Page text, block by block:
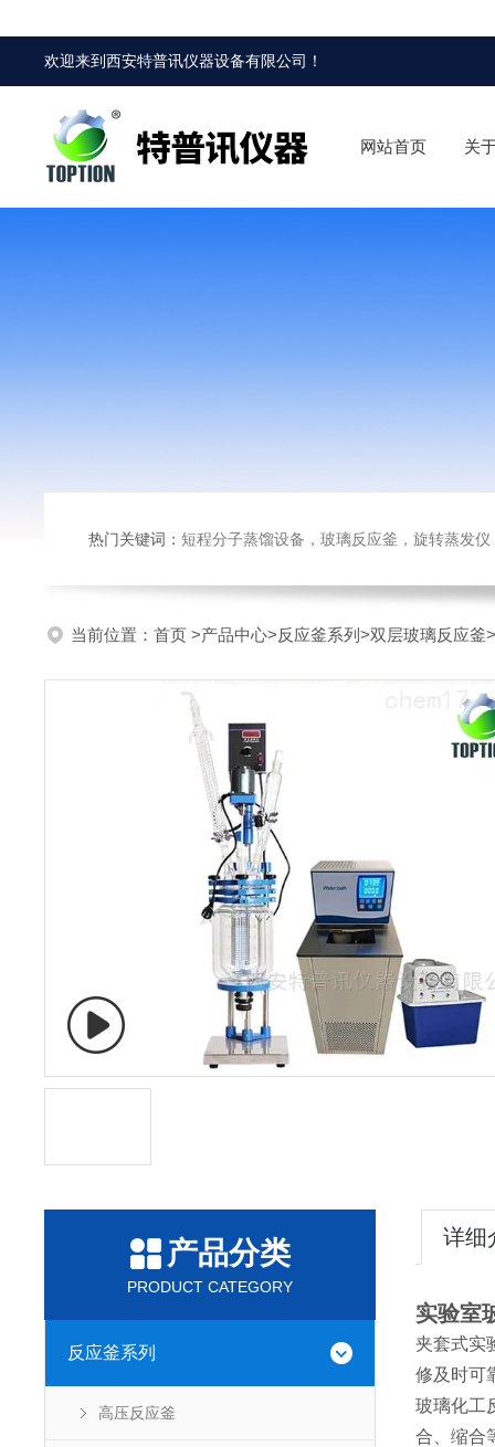
欢迎来到西安特普讯仪器设备有限公司 ！
网站首页 关
热门关键词： 短程分子蒸馏设备，玻璃反应釜，旋转蒸发
当前位置： 首页 >产品中心>反应釜系列 >双层玻璃反应釜
产品分类
PRODUCT CATEGORY
反应釜系列
高压反应釜
详细
实验室
夹套式实
修及时可
玻璃化工
合、缩合